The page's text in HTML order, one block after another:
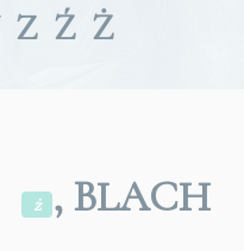
Z Ź Ż
ż , BLACH